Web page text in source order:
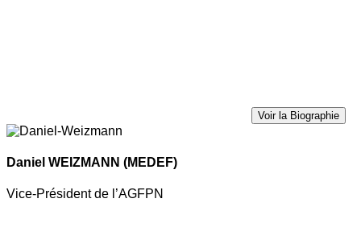
Voir la Biographie
Daniel WEIZMANN (MEDEF)
Vice-Président de l’AGFPN